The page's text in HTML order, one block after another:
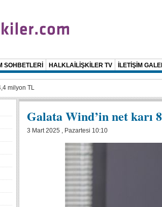
SOHBETLERİ HALKLAİLİŞKİLER TV İLETİŞİM
milyon TL
Galata Wind’in net karı
3 Mart 2025 , Pazartesi 10:10